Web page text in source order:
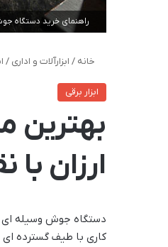
راهنمای خرید دستگاه
خانه / ابزارآلات و اداری /
ابزار برقی
بهترین
ارزان با
دستگاه جوش وسیله ای
کاری با طیف گسترده